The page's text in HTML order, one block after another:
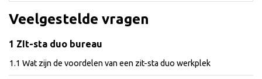
Veelgestelde vragen
1 ZIt-sta duo bureau
1.1 Wat zijn de voordelen van een zit-sta duo werkplek